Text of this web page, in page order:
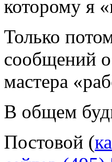
которому я
Только
сообщений о
мастера
В общем
Постовой (